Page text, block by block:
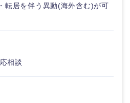
徳島県
転居を伴う異動(海外含む)が可
相談